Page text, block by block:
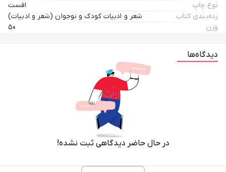
نوع چاپ
افست
رده‌بندی کتاب
شعر و ادبیات کودک و نوجوان (شعر و ادبیات)
وزن
50
دیدگاه‌ها
در حال حاضر دیدگاهی ثبت نشده!